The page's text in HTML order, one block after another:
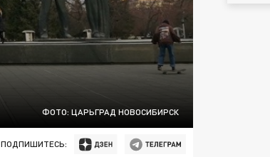
ФОТО: ЦАРЬГРАД НОВОСИБИРСК
ПОДПИШИТЕСЬ: